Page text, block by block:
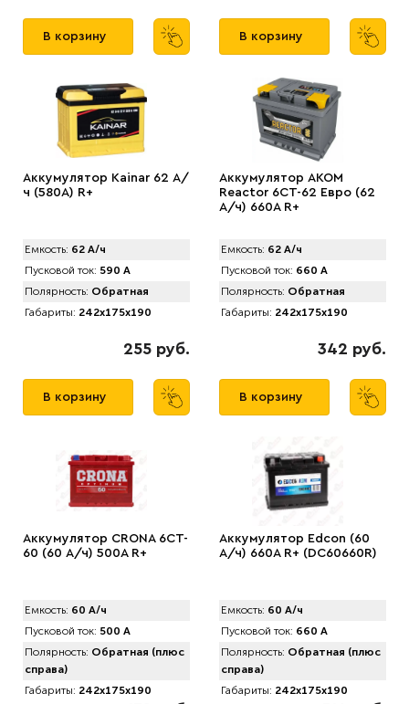
В корзину В корзину
Аккумулятор Kainar 62 А/
ч (580A) R+
Емкость: 62 А/ч
Пусковой ток: 590 А
Полярность: Обратная
Габариты: 242x175x190
255 руб.
В корзину
Аккумулятор AКОМ
Reactor 6CT-62 Евро (62
А/ч) 660A R+
Емкость: 62 А/ч
Пусковой ток: 660 А
Полярность: Обратная
Габариты: 242x175x190
342 руб.
В корзину
Аккумулятор CRONA 6CT-
60 (60 А/ч) 500A R+
Емкость: 60 А/ч
Пусковой ток: 500 А
Полярность: Обратная (плюс
справа)
Габариты: 242x175x190
Аккумулятор Edcon (60
А/ч) 660A R+ (DC60660R)
Емкость: 60 А/ч
Пусковой ток: 660 А
Полярность: Обратная (плюс
справа)
Габариты: 242x175x190